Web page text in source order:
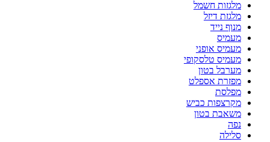
מלגזות חשמל
מלגזת דיזל
מנוף נייד
מעמיס
מעמיס אופני
מעמיס טלסקופי
מערבל בטון
מפזרת אספלט
מפלסת
מקרצפות כביש
משאבת בטון
נפה
סלילה